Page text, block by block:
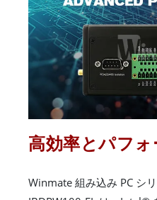
高効率とパフ
Winmate 組み込み PC シ